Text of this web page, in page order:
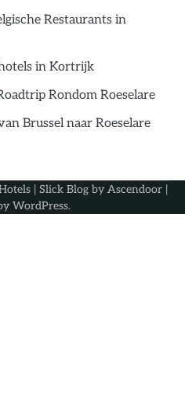
Restaurants in
in Kortrijk
Rondom Roeselare
Brussel naar Roeselare
| Slick Blog by Ascendoor|
WordPress.